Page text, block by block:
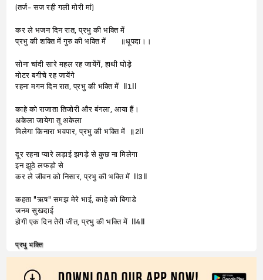
(तर्ज- सज रही गली मोरी मां)
कर ले भजन दिन रात, प्रभु की भक्ति में
प्रभु की शक्ति में गुरु की भक्ति में ॥धूपदा।।
सोना चांदी सारे महल रह जायेंगें, हाथी घोड़े
मोटर बगीचे रह जायेंगे
रहना मगन दिन रात, प्रभु की भक्ति में
ll1ll
काहे को राजाता तिजोरी और बंगला, आया हैं।
अकेला जायेगा तू अकेला
मिलेगा किनारा भवपार, प्रभु की भक्ति में
॥2ll
दूर रहना प्यारे लड़ाई झगड़े से कुछ ना मिलेगा
इन झूठे लफड़ो से
कर ले जीवन को निसार, प्रभु की भक्ति में
ll3ll
कहता "ऋष" समझ मेरे भाई, काहे को बिगाडे
जनम सुखदाई
होगी एक दिन तेरी जीत, प्रभु की भक्ति में
ll4ll
प्रभु भक्ति